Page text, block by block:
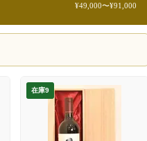
¥49,000〜¥91,000
在庫9